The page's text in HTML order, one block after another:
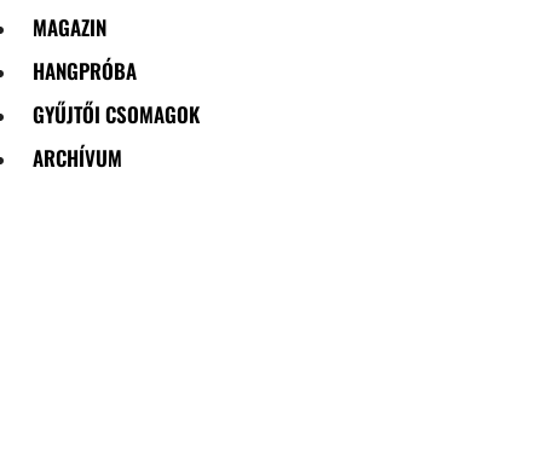
MAGAZIN
HANGPRÓBA
GYŰJTŐI CSOMAGOK
ARCHÍVUM